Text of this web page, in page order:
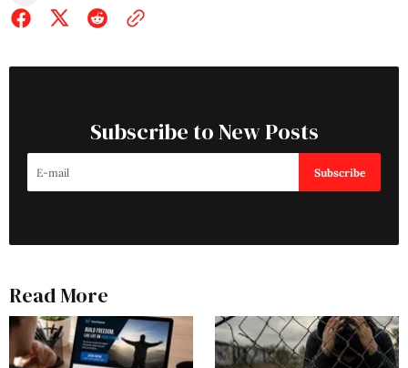
Subscribe to New Posts
Subscribe
Read More